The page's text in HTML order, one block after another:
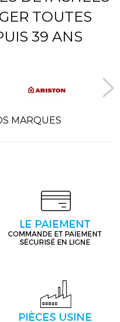
TOUTES
39 ANS
MARQUES